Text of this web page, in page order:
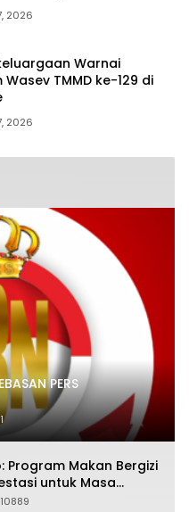
2026
Warnai
TMMD ke-129 di
2026
PERS
Program Makan Bergizi
untuk Masa